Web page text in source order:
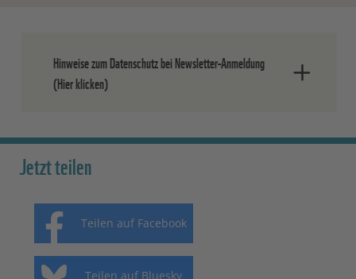
Hinweise zum Datenschutz bei Newsletter-Anmeldung
(Hier klicken)
Nach dem Absenden der Daten senden
wir Ihnen eine E-Mail, in der Sie die
Anmeldung bestätigen müssen.
Ihre Einwilligung können Sie jederzeit
ohne Angabe von Gründen widerrufen.
entweder über den Abmeldelink in jedem
Jetzt teilen
Teilen auf Facebook
Teilen auf Bluesky